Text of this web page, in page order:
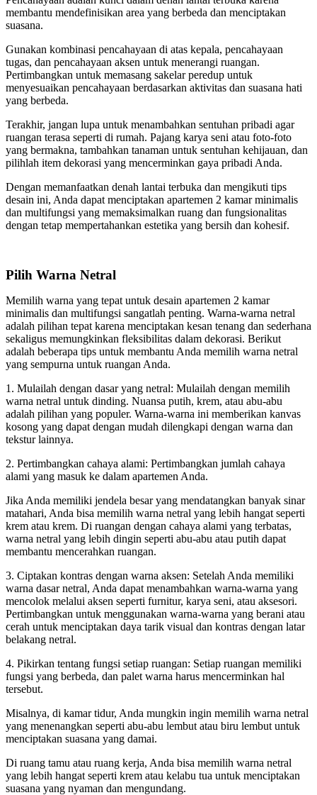
membantu mendefinisikan area yang berbeda dan menciptakan
suasana.
Gunakan kombinasi pencahayaan di atas kepala, pencahayaan
tugas, dan pencahayaan aksen untuk menerangi ruangan.
Pertimbangkan untuk memasang sakelar peredup untuk
menyesuaikan pencahayaan berdasarkan aktivitas dan suasana hati
yang berbeda.
Terakhir, jangan lupa untuk menambahkan sentuhan pribadi agar
ruangan terasa seperti di rumah. Pajang karya seni atau foto-foto
yang bermakna, tambahkan tanaman untuk sentuhan kehijauan, dan
pilihlah item dekorasi yang mencerminkan gaya pribadi Anda.
Dengan memanfaatkan denah lantai terbuka dan mengikuti tips
desain ini, Anda dapat menciptakan apartemen 2 kamar minimalis
dan multifungsi yang memaksimalkan ruang dan fungsionalitas
dengan tetap mempertahankan estetika yang bersih dan kohesif.
Pilih Warna Netral
Memilih warna yang tepat untuk desain apartemen 2 kamar
minimalis dan multifungsi sangatlah penting. Warna-warna netral
adalah pilihan tepat karena menciptakan kesan tenang dan sederhana
sekaligus memungkinkan fleksibilitas dalam dekorasi. Berikut
adalah beberapa tips untuk membantu Anda memilih warna netral
yang sempurna untuk ruangan Anda.
1. Mulailah dengan dasar yang netral: Mulailah dengan memilih
warna netral untuk dinding. Nuansa putih, krem, atau abu-abu
adalah pilihan yang populer. Warna-warna ini memberikan kanvas
kosong yang dapat dengan mudah dilengkapi dengan warna dan
tekstur lainnya.
2. Pertimbangkan cahaya alami: Pertimbangkan jumlah cahaya
alami yang masuk ke dalam apartemen Anda.
Jika Anda memiliki jendela besar yang mendatangkan banyak sinar
matahari, Anda bisa memilih warna netral yang lebih hangat seperti
krem atau krem. Di ruangan dengan cahaya alami yang terbatas,
warna netral yang lebih dingin seperti abu-abu atau putih dapat
membantu mencerahkan ruangan.
3. Ciptakan kontras dengan warna aksen: Setelah Anda memiliki
warna dasar netral, Anda dapat menambahkan warna-warna yang
mencolok melalui aksen seperti furnitur, karya seni, atau aksesori.
Pertimbangkan untuk menggunakan warna-warna yang berani atau
cerah untuk menciptakan daya tarik visual dan kontras dengan latar
belakang netral.
4. Pikirkan tentang fungsi setiap ruangan: Setiap ruangan memiliki
fungsi yang berbeda, dan palet warna harus mencerminkan hal
tersebut.
Misalnya, di kamar tidur, Anda mungkin ingin memilih warna netral
yang menenangkan seperti abu-abu lembut atau biru lembut untuk
menciptakan suasana yang damai.
Di ruang tamu atau ruang kerja, Anda bisa memilih warna netral
yang lebih hangat seperti krem atau kelabu tua untuk menciptakan
suasana yang nyaman dan mengundang.